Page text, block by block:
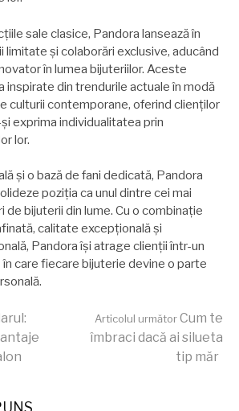
sale clasice, Pandora lansează în
și colaborări exclusive, aducând
în lumea bijuteriilor. Aceste
inspirate din trendurile actuale în modă
culturii contemporane, oferind clienților
exprima individualitatea prin
lor.
și o bază de fani dedicată, Pandora
poziția ca unul dintre cei mai
bijuterii din lume. Cu o combinație
calitate excepțională și
Pandora își atrage clienții într-un
care fiecare bijuterie devine o parte
Articolul următorCum te
îmbraci dacă ai silueta
tip măr